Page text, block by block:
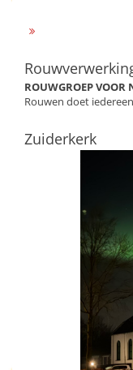
ROUWGROEP VOOR
Rouwen doet
Zuiderkerk